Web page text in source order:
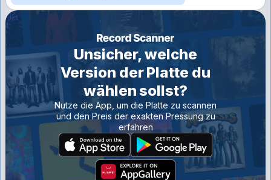
Unsicher, welche
Version der Platte du
wählen sollst?
Nutze die App, um die Platte zu scannen
und den Preis der exakten Pressung zu
erfahren